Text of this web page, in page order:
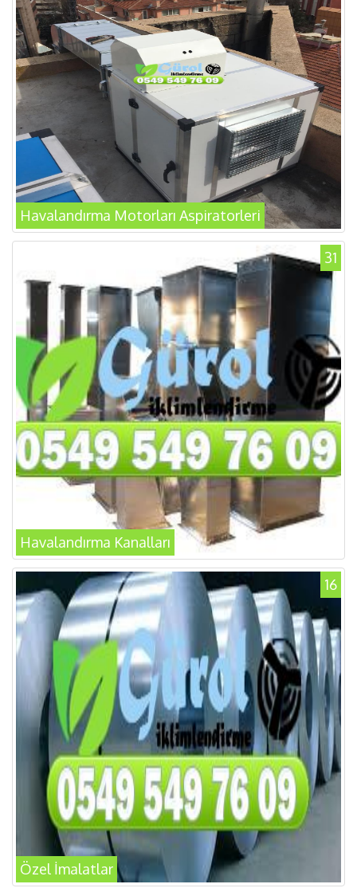
Havalandırma Motorları Aspiratorleri
31
Havalandırma Kanalları
16
Özel İmalatlar